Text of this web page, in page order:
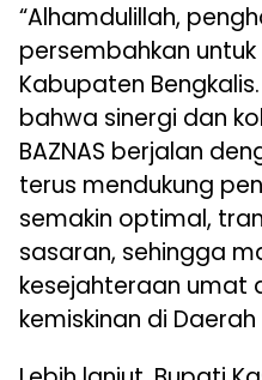
“Alhamdulillah,
persembahkan
Kabupaten
bahwa sinergi dan
BAZNAS berjalan
terus mendukung
semakin optimal,
sasaran, sehingga
kesejahteraan umat
kemiskinan di